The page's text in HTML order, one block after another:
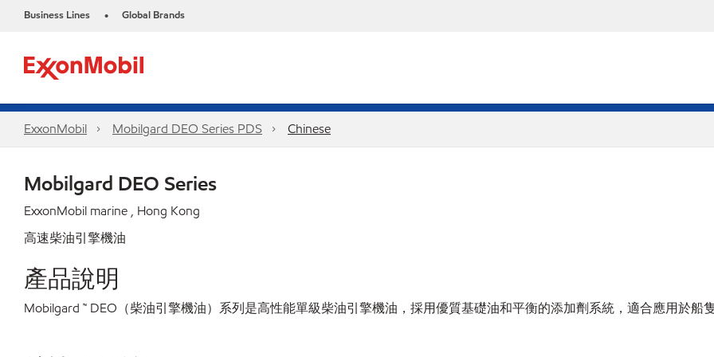
Business Lines • Global Brands
ExxonMobil Mobilgard DEO Series PDS Chinese
Mobilgard DEO Series
ExxonMobil marine , Hong Kong
高速柴油引擎機油
產品說明
Mobilgard ™ DEO（柴油引擎機油）系列是高性能單級柴油引擎機油，採用優質基礎油和平衡的添加劑系統，適合應用於船隻